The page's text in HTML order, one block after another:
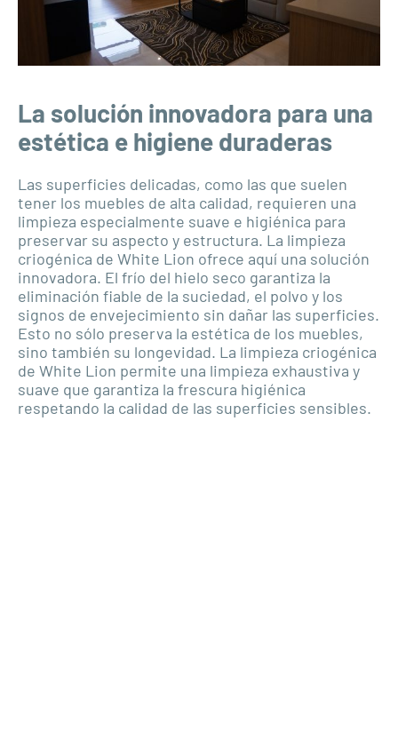
La solución innovadora para una
estética e higiene duraderas
Las superficies delicadas, como las que suelen
tener los muebles de alta calidad, requieren una
limpieza especialmente suave e higiénica para
preservar su aspecto y estructura. La limpieza
criogénica de White Lion ofrece aquí una solución
innovadora. El frío del hielo seco garantiza la
eliminación fiable de la suciedad, el polvo y los
signos de envejecimiento sin dañar las superficies.
Esto no sólo preserva la estética de los muebles,
sino también su longevidad. La limpieza criogénica
de White Lion permite una limpieza exhaustiva y
suave que garantiza la frescura higiénica
respetando la calidad de las superficies sensibles.